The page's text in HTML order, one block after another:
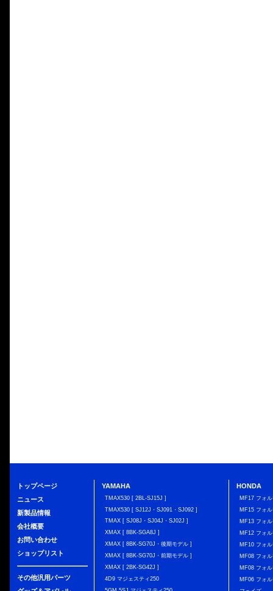
トップページ
ニュース
新製品情報
会社概要
お問い合わせ
ショップリスト
その他汎用パーツ
YAMAHA
TMAX530 [ 2BL-SJ15J ]
TMAX530 [ SJ12J・SJ091・SJ092 ]
TMAX [ SJ08J・SJ04J・SJ02J ]
XMAX [ 8BK-SGA8J ]
XMAX [ 8BK-SG70J・後期モデル ]
XMAX [ 8BK-SG70J・前期モデル ]
XMAX [ 2BK-SG42J ]
4D9 マジェスティ250
HONDA
MF17 フォ
MF15 フォ
MF13 フォ
MF12 フォ
MF10 フォ
MF08 フォ
MF08 フォ
MF06 フォ